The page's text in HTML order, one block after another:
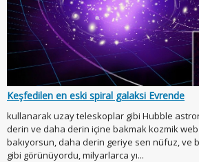
Keşfedilen en eski spiral galaksi Evrende
kullanarak uzay teleskoplar gibi Hubble
derin ve daha derin içine bakmak kozmik
bakıyorsun, daha derin geriye sen nüfuz, ve
gibi görünüyordu, milyarlarca yı...